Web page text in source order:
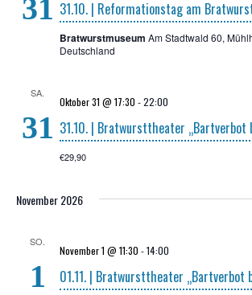
31 31.10. | Refor­ma­ti­ons­tag am
Bratwurstmuseum Am Stadtwald 60,
Deutschland
SA.
31 31.10. | Brat­wurst­thea­ter „Bart­ver­bot
Oktober 31 @ 17:30 -22:00
€29,90
November 2026
SO.
1 01.11. | Brat­wurst­thea­ter „Bart­ver­bot
November 1 @ 11:30 -14:00